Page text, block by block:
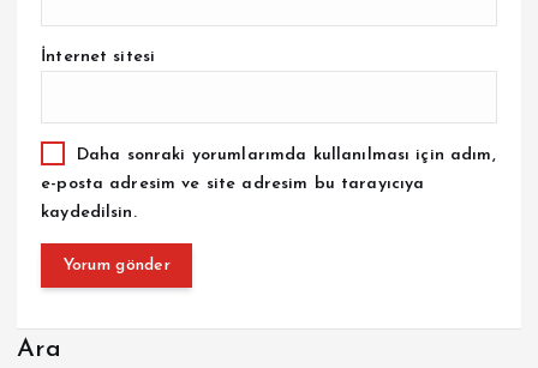
İnternet sitesi
Daha sonraki yorumlarımda kullanılması için adım,
e-posta adresim ve site adresim bu tarayıcıya
kaydedilsin.
Ara